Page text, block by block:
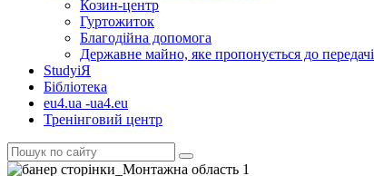
Козин-центр
Гуртожиток
Благодійна допомога
Державне майно, яке пропонується до передачі
StudyіЯ
Бібліотека
eu4.ua -ua4.eu
Тренінговий центр